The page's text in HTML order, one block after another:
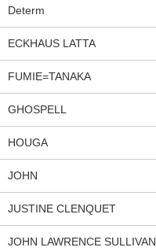
Determ
ECKHAUS LATTA
FUMIE=TANAKA
GHOSPELL
HOUGA
JOHN
JUSTINE CLENQUET
JOHN LAWRENCE SULLIVAN